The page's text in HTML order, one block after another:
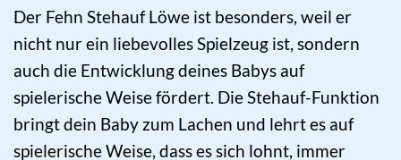
Der Fehn Stehauf Löwe ist besonders, weil er
nicht nur ein liebevolles Spielzeug ist, sondern
auch die Entwicklung deines Babys auf
spielerische Weise fördert. Die Stehauf-Funktion
bringt dein Baby zum Lachen und lehrt es auf
spielerische Weise, dass es sich lohnt, immer